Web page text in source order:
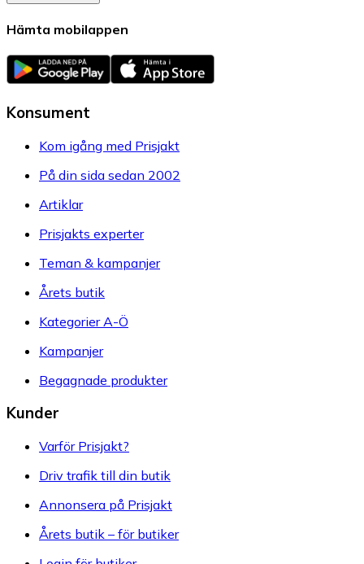
Hämta mobilappen
Konsument
Kom igång med Prisjakt
På din sida sedan 2002
Artiklar
Prisjakts experter
Teman & kampanjer
Årets butik
Kategorier A-Ö
Kampanjer
Begagnade produkter
Kunder
Varför Prisjakt?
Driv trafik till din butik
Annonsera på Prisjakt
Årets butik – för butiker